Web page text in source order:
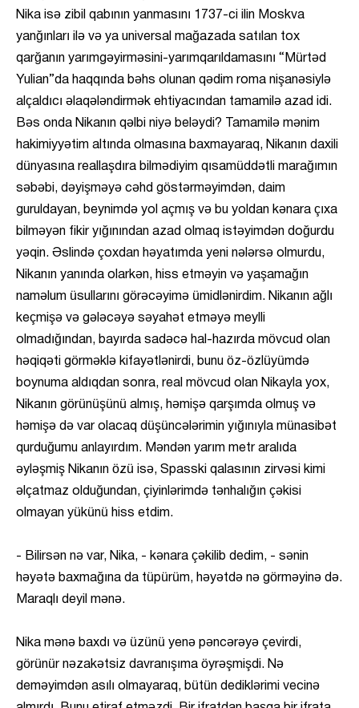
Nika isə zibil qabının yanmasını 1737-ci ilin Moskva
yanğınları ilə və ya universal mağazada satılan tox
qarğanın yarımgəyirməsini-yarımqarıldamasını “Mürtəd
Yulian”da haqqında bəhs olunan qədim roma nişanəsiylə
alçaldıcı əlaqələndirmək ehtiyacından tamamilə azad idi.
Bəs onda Nikanın qəlbi niyə beləydi? Tamamilə mənim
hakimiyyətim altında olmasına baxmayaraq, Nikanın daxili
dünyasına reallaşdıra bilmədiyim qısamüddətli marağımın
səbəbi, dəyişməyə cəhd göstərməyimdən, daim
guruldayan, beynimdə yol açmış və bu yoldan kənara çıxa
bilməyən fikir yığınından azad olmaq istəyimdən doğurdu
yəqin. Əslində çoxdan həyatımda yeni nələrsə olmurdu,
Nikanın yanında olarkən, hiss etməyin və yaşamağın
naməlum üsullarını görəcəyimə ümidlənirdim. Nikanın ağlı
keçmişə və gələcəyə səyahət etməyə meylli
olmadığından, bayırda sadəcə hal-hazırda mövcud olan
həqiqəti görməklə kifayətlənirdi, bunu öz-özlüyümdə
boynuma aldıqdan sonra, real mövcud olan Nikayla yox,
Nikanın görünüşünü almış, həmişə qarşımda olmuş və
həmişə də var olacaq düşüncələrimin yığınıyla münasibət
qurduğumu anlayırdım. Məndən yarım metr aralıda
əyləşmiş Nikanın özü isə, Spasski qalasının zirvəsi kimi
əlçatmaz olduğundan, çiyinlərimdə tənhalığın çəkisi
olmayan yükünü hiss etdim.
- Bilirsən nə var, Nika, - kənara çəkilib dedim, - sənin
həyətə baxmağına da tüpürüm, həyətdə nə görməyinə də.
Maraqlı deyil mənə.
Nika mənə baxdı və üzünü yenə pəncərəyə çevirdi,
görünür nəzakətsiz davranışıma öyrəşmişdi. Nə
deməyimdən asılı olmayaraq, bütün dediklərimi vecinə